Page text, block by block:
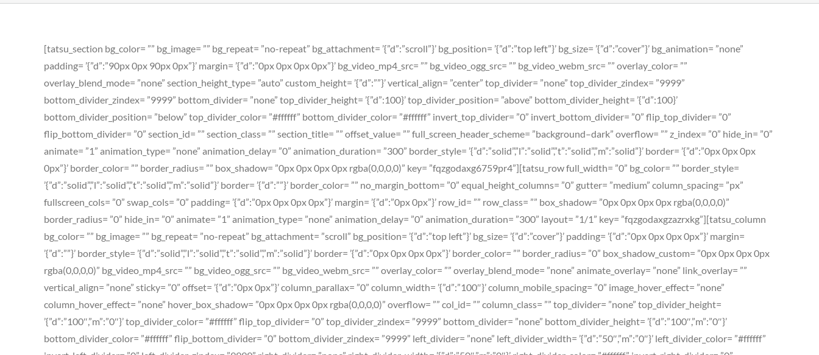
[tatsu_section bg_color= ”” bg_image= ”” bg_repeat= ”no-repeat” bg_attachment= ’{”d”:”scroll”}’ bg_position= ’{”d”:”top left”}’ bg_size= ’{”d”:”cover”}’ bg_animation= ”none”
padding= ’{”d”:”90px 0px 90px 0px”}’ margin= ’{”d”:”0px 0px 0px 0px”}’ bg_video_mp4_src= ”” bg_video_ogg_src= ”” bg_video_webm_src= ”” overlay_color= ””
overlay_blend_mode= ”none” section_height_type= ”auto” custom_height= ’{”d”:””}’ vertical_align= ”center” top_divider= ”none” top_divider_zindex= ”9999”
bottom_divider_zindex= ”9999” bottom_divider= ”none” top_divider_height= ’{”d”:100}’ top_divider_position= ”above” bottom_divider_height= ’{”d”:100}’
bottom_divider_position= ”below” top_divider_color= ”#ffffff” bottom_divider_color= ”#ffffff” invert_top_divider= ”0” invert_bottom_divider= ”0” flip_top_divider= ”0”
flip_bottom_divider= ”0” section_id= ”” section_class= ”” section_title= ”” offset_value= ”” full_screen_header_scheme= ”background–dark” overflow= ”” z_index= ”0” hide_in= ”0”
animate= ”1” animation_type= ”none” animation_delay= ”0” animation_duration= ”300” border_style= ’{”d”:”solid”,”l”:”solid”,”t”:”solid”,”m”:”solid”}’ border= ’{”d”:”0px 0px 0px
0px”}’ border_color= ”” border_radius= ”” box_shadow= ”0px 0px 0px 0px rgba(0,0,0,0)” key= ”fqzgodaxg6759pr4”][tatsu_row full_width= ”0” bg_color= ”” border_style=
’{”d”:”solid”,”l”:”solid”,”t”:”solid”,”m”:”solid”}’ border= ’{”d”:””}’ border_color= ”” no_margin_bottom= ”0” equal_height_columns= ”0” gutter= ”medium” column_spacing= ”px”
fullscreen_cols= ”0” swap_cols= ”0” padding= ’{”d”:”0px 0px 0px 0px”}’ margin= ’{”d”:”0px 0px”}’ row_id= ”” row_class= ”” box_shadow= ”0px 0px 0px 0px rgba(0,0,0,0)”
border_radius= ”0” hide_in= ”0” animate= ”1” animation_type= ”none” animation_delay= ”0” animation_duration= ”300” layout= ”1/1” key= ”fqzgodaxgzazrxkg”][tatsu_column
bg_color= ”” bg_image= ”” bg_repeat= ”no-repeat” bg_attachment= ”scroll” bg_position= ’{”d”:”top left”}’ bg_size= ’{”d”:”cover”}’ padding= ’{”d”:”0px 0px 0px 0px”}’ margin=
’{”d”:””}’ border_style= ’{”d”:”solid”,”l”:”solid”,”t”:”solid”,”m”:”solid”}’ border= ’{”d”:”0px 0px 0px 0px”}’ border_color= ”” border_radius= ”0” box_shadow_custom= ”0px 0px 0px 0px
rgba(0,0,0,0)” bg_video_mp4_src= ”” bg_video_ogg_src= ”” bg_video_webm_src= ”” overlay_color= ”” overlay_blend_mode= ”none” animate_overlay= ”none” link_overlay= ””
vertical_align= ”none” sticky= ”0” offset= ’{”d”:”0px 0px”}’ column_parallax= ”0” column_width= ’{”d”:”100″}’ column_mobile_spacing= ”0” image_hover_effect= ”none”
column_hover_effect= ”none” hover_box_shadow= ”0px 0px 0px 0px rgba(0,0,0,0)” overflow= ”” col_id= ”” column_class= ”” top_divider= ”none” top_divider_height=
’{”d”:”100″,”m”:”0″}’ top_divider_color= ”#ffffff” flip_top_divider= ”0” top_divider_zindex= ”9999” bottom_divider= ”none” bottom_divider_height= ’{”d”:”100″,”m”:”0″}’
bottom_divider_color= ”#ffffff” flip_bottom_divider= ”0” bottom_divider_zindex= ”9999” left_divider= ”none” left_divider_width= ’{”d”:”50″,”m”:”0″}’ left_divider_color= ”#ffffff”